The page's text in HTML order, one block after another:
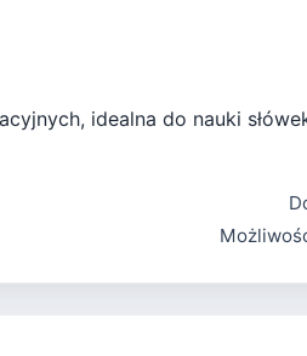
idealna do nauki